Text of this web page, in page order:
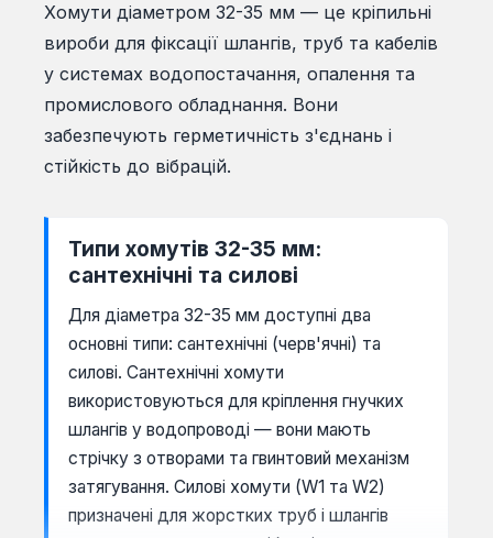
Хомути діаметром 32-35 мм — це кріпильні
вироби для фіксації шлангів, труб та кабелів
у системах водопостачання, опалення та
промислового обладнання. Вони
забезпечують герметичність з'єднань і
стійкість до вібрацій.
Типи хомутів 32-35 мм:
сантехнічні та силові
Для діаметра 32-35 мм доступні два
основні типи: сантехнічні (черв'ячні) та
силові. Сантехнічні хомути
використовуються для кріплення гнучких
шлангів у водопроводі — вони мають
стрічку з отворами та гвинтовий механізм
затягування. Силові хомути (W1 та W2)
призначені для жорстких труб і шлангів